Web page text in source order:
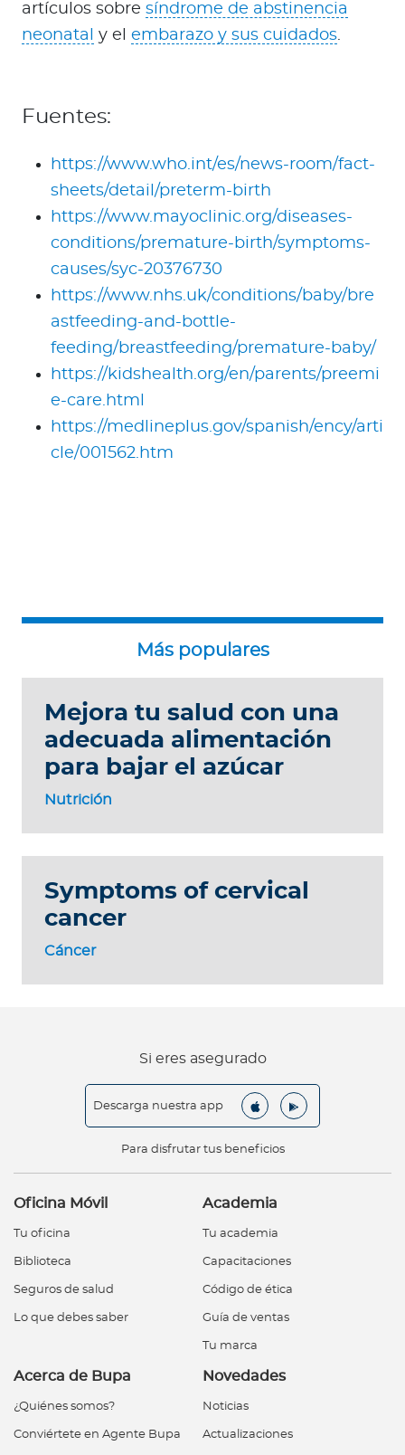
artículos sobre síndrome de abstinencia
neonatal
y el embarazo y sus cuidados.
Fuentes:
https://www.who.int/es/news-room/fact-
sheets/detail/preterm-birth
https://www.mayoclinic.org/diseases-
conditions/premature-birth/symptoms-
causes/syc-20376730
https://www.nhs.uk/conditions/baby/bre
astfeeding-and-bottle-
feeding/breastfeeding/premature-baby/
https://kidshealth.org/en/parents/preemi
e-care.html
https://medlineplus.gov/spanish/ency/arti
cle/001562.htm
Nutrición
Mejora tu salud con una
adecuada alimentación
para bajar el azúcar
Cáncer
Symptoms of cervical
cancer
Si eres asegurado
Descarga nuestra app
Para disfrutar tus beneficios
Oficina Móvil
Tu oficina
Biblioteca
Seguros de salud
Lo que debes saber
Academia
Tu academia
Capacitaciones
Código de ética
Guía de ventas
Tu marca
Acerca de Bupa
¿Quiénes somos?
Conviértete en Agente Bupa
Novedades
Noticias
Actualizaciones